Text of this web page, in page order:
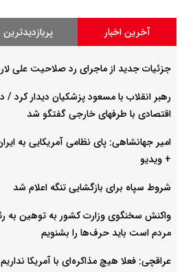
آخرین اخبار پربازدیدترین
جزئیات جدید از ماجرای رد صلاحیت علی
رهبر انقلاب با مسعود پزشکیان دیدار کرد /
اقتصادی با طرفهای خارجی گفتگو شد
امیر جهانشاهی: پای نظامی آمریکایی به
+ ویدیو
شروط سپاه برای بازگشایی تنگه اعلام شد
واکنش سخنگوی وزارت کشور به توهین
مردم است باید حرف‌ها را بشنویم
عراقچی: فعلا هیچ مذاکره‌ای با آمریکا نداریم